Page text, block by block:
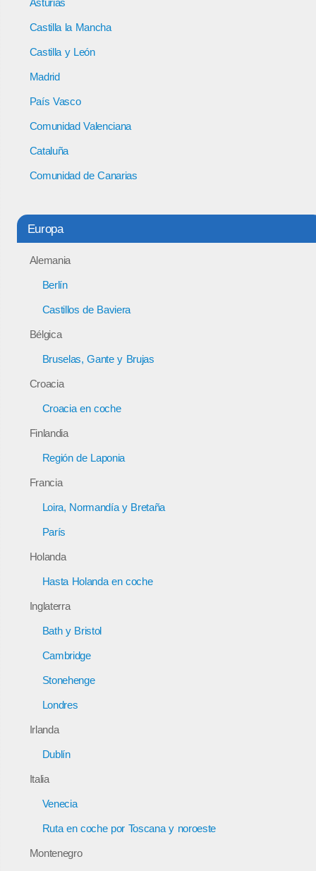
Asturias
Castilla la Mancha
Castilla y León
Madrid
País Vasco
Comunidad Valenciana
Cataluña
Comunidad de Canarias
Europa
Alemania
Berlín
Castillos de Baviera
Bélgica
Bruselas, Gante y Brujas
Croacia
Croacia en coche
Finlandia
Región de Laponia
Francia
Loira, Normandía y Bretaña
París
Holanda
Hasta Holanda en coche
Inglaterra
Bath y Bristol
Cambridge
Stonehenge
Londres
Irlanda
Dublín
Italia
Venecia
Ruta en coche por Toscana y noroeste
Montenegro